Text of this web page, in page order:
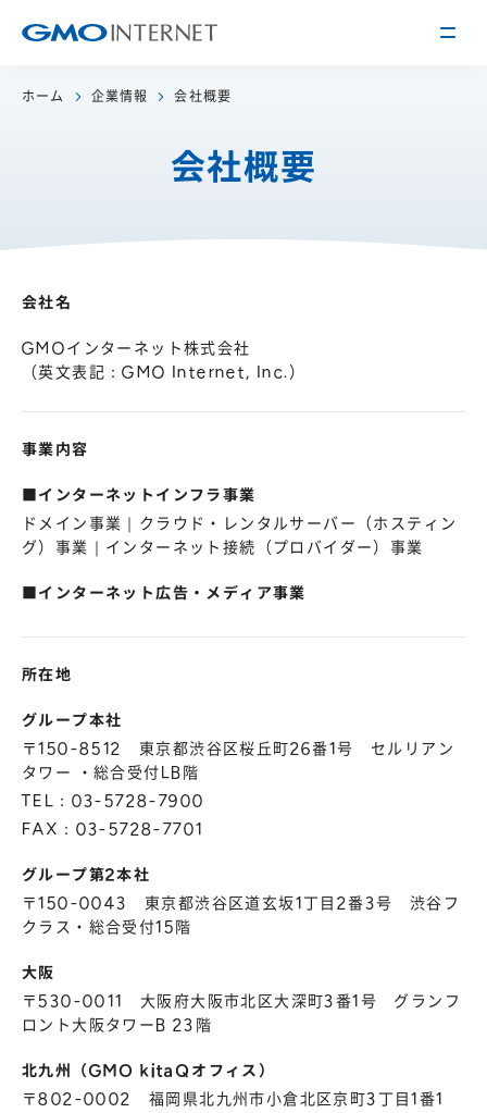
沿革
サービス
IR情報
経営方針
事業内容・戦略
株式・格付情報
株主総会
IRカレンダー
仕事を知る
会社を知る
キャリア/アルバイト採用
新卒採用
ホーム 企業情報 会社概要
会社概要
会社名
GMOインターネット株式会社
（英文表記：GMO Internet, Inc.）
事業内容
■インターネットインフラ事業
ドメイン事業｜クラウド・レンタルサーバー（ホスティン
グ）事業｜インターネット接続（プロバイダー）事業
■インターネット広告・メディア事業
所在地
グループ本社
〒150-8512 東京都渋谷区桜丘町26番1号 セルリアン
タワー ・総合受付LB階
TEL：03-5728-7900
FAX：03-5728-7701
グループ第2本社
〒150-0043 東京都渋谷区道玄坂1丁目2番3号 渋谷フ
クラス・総合受付15階
大阪
〒530-0011 大阪府大阪市北区大深町3番1号 グランフ
ロント大阪タワーB 23階
北九州（GMO kitaQオフィス）
〒802-0002 福岡県北九州市小倉北区京町3丁目1番1